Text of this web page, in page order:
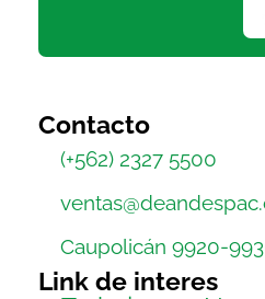
Contacto
(+562) 2327 5500
Caupolicán 9920-
Link de interes